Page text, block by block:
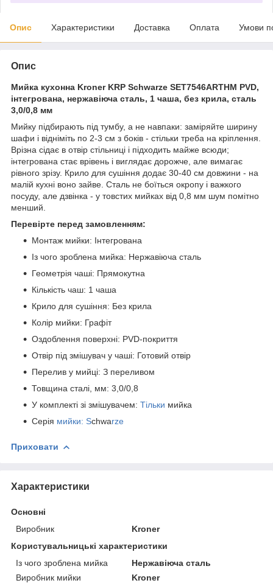
Опис Характеристики Доставка Оплата Умови
Опис
Мийка кухонна Kroner KRP Schwarze SET7546ARTHM PVD,
інтегрована, нержавіюча сталь, 1 чаша, без крила, сталь
3,0/0,8 мм
Мийку підбирають під тумбу, а не навпаки: заміряйте ширину
шафи і відніміть по 2-3 см з боків - стільки треба на кріплення.
Врізна сідає в отвір стільниці і підходить майже всюди;
інтегрована стає врівень і виглядає дорожче, але вимагає
рівного зрізу. Крило для сушіння додає 30-40 см довжини - на
малій кухні воно зайве. Сталь не боїться окропу і важкого
посуду, але дзвінка - у товстих мийках від 0,8 мм шум помітно
менший.
Перевірте перед замовленням:
Монтаж мийки: Інтегрована
Із чого зроблена мийка: Нержавіюча сталь
Геометрія чаші: Прямокутна
Кількість чаш: 1 чаша
Крило для сушіння: Без крила
Колір мийки: Графіт
Оздоблення поверхні: PVD-покриття
Отвір під змішувач у чаші: Готовий отвір
Перелив у мийці: З переливом
Товщина сталі, мм: 3,0/0,8
У комплекті зі змішувачем: Тільки мийка
Серія мийки: Schwarze
Приховати
Характеристики
Основні
Виробник
Kroner
Користувальницькі характеристики
Із чого зроблена мийка
Нержавіюча сталь
Виробник мийки
Kroner